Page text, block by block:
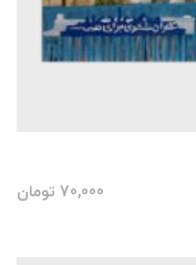
70,000 تومان